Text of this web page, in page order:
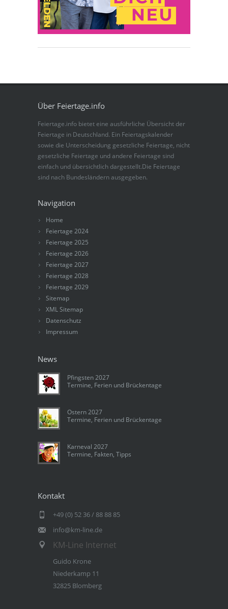
Über Feiertage.info
Feiertage.info bietet eine ausführliche Übersicht der
Feiertage in Deutschland. Ein Feiertagskalender
sowie die Unterscheidung gesetzliche Feiertage, nicht
gesetzliche Feiertage und andere Feiertage sind
einfach und übersichtlich dargestellt.Die Feiertage
sind nach Bundesländern ausgegeben.
Navigation
Home
Feiertage 2024
Feiertage 2025
Feiertage 2026
Feiertage 2027
Feiertage 2028
Feiertage 2029
Sitemap
XML Sitemap
Datenschutz
Impressum
News
Pfingsten 2027
Termine, Ferien und Brückentage
Ostern 2027
Termine, Ferien und Brückentage
Karneval 2027
Termine, Fakten, Tipps
Kontakt
+49 (0) 52 36 / 88 88 85
info@km-line.de
KM-Line Internet
Guido Krone
Niederkamp 11
32825 Blomberg